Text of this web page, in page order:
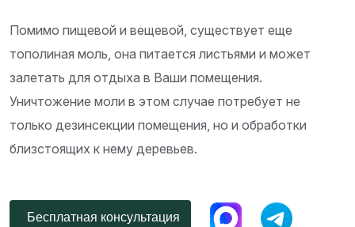
Помимо пищевой и вещевой, существует еще
тополиная моль, она питается листьями и может
залетать для отдыха в Ваши помещения.
Уничтожение моли в этом случае потребует не
только дезинсекции помещения, но и обработки
близстоящих к нему деревьев.
Бесплатная консультация